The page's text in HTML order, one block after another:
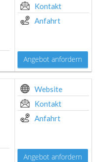
Kontakt
Anfahrt
Angebot anfordern
Website
Kontakt
Anfahrt
Angebot anfordern